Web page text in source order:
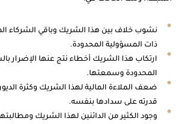
نشوب خلاف بين هذا الشريك وباقي الشركاء
ذات المسؤولية المحدودة.
ارتكاب هذا الشريك أخطاء نتج عنها الإضرار
المحدودة وسمعتها.
ضعف الملاءة المالية لهذا الشريك وكثرة
قدرته على سدادها بنفسه.
وجود الكثير من الدائنين لهذا الشريك